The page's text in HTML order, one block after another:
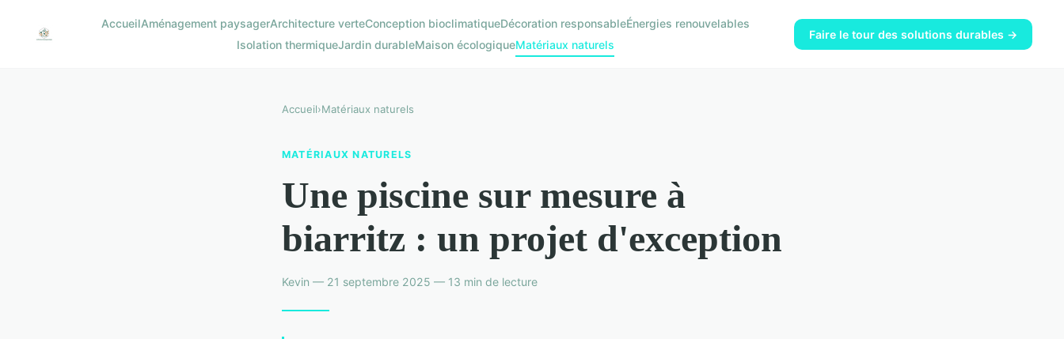
AccueilAménagement paysagerArchitecture verteConception bioclimatiqueDécoration responsableÉnergies renouvelables
Isolation thermiqueJardin durableMaison écologiqueMatériaux naturels
Faire le tour des solutions durables →
Accueil›Matériaux naturels
MATÉRIAUX NATURELS
Une piscine sur mesure à
biarritz : un projet d'exception
Kevin — 21 septembre 2025 — 13 min de lecture